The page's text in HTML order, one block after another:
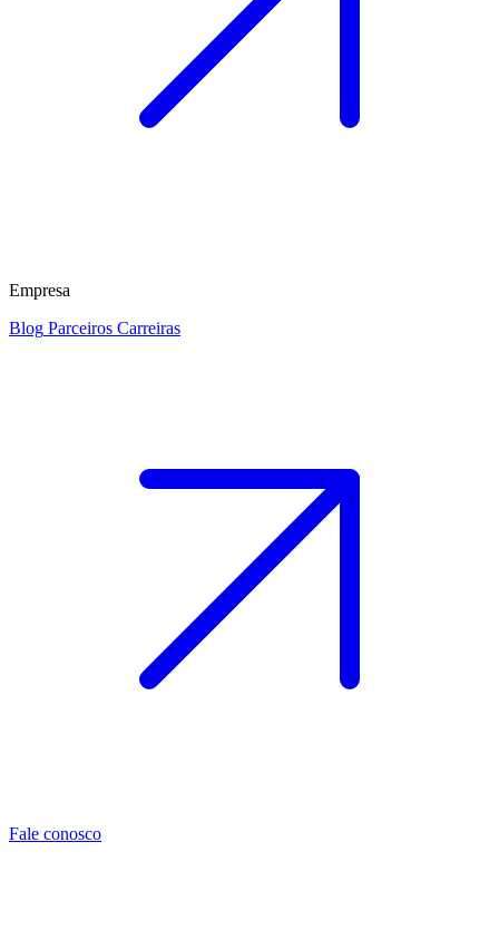
Empresa
Blog Parceiros Carreiras
Fale conosco